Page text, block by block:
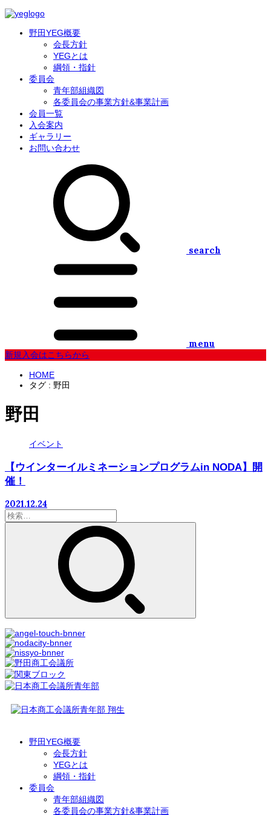
野田YEG概要
会長方針
YEGとは
綱領・指針
委員会
青年部組織図
各委員会の事業方針&事業計画
会員一覧
入会案内
ギャラリー
お問い合わせ
search
menu
新規入会はこちらから
HOME
タグ : 野田
野田
イベント
【ウインターイルミネーションプログラムin NODA】開
催！
2021.12.24
検
索:
野田YEG概要
会長方針
YEGとは
綱領・指針
委員会
青年部組織図
各委員会の事業方針&事業計画